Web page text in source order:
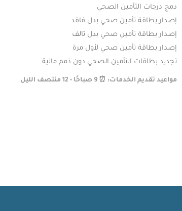
دمج درجات التأمين الصحي
إصدار بطاقة تأمين صحي بدل فاقد
إصدار بطاقة تأمين صحي بدل تالف
إصدار بطاقة تأمين صحي لأول مرة
تجديد بطاقات التأمين الصحي دون ذمم مالية
مواعيد تقديم الخدمات: ⏰ 9 صباحًا - 12 منتصف الليل